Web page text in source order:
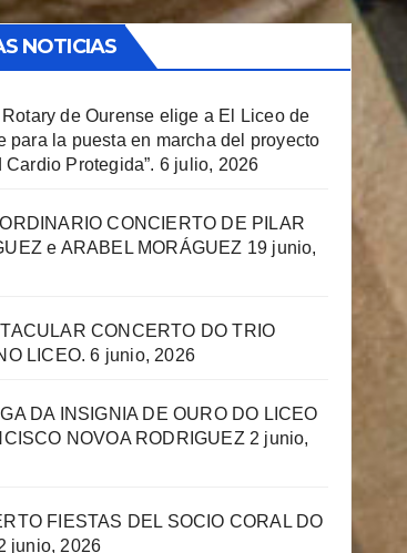
NOTICIAS
de Ourense elige a El Liceo de
para la puesta en marcha del proyecto
Cardio Protegida”. 6 julio, 2026
CONCIERTO DE PILAR
e ARABEL MORÁGUEZ 19 junio,
CONCERTO DO TRIO
LICEO. 6 junio, 2026
DA INSIGNIA DE OURO DO LICEO
NOVOA RODRIGUEZ 2 junio,
FIESTAS DEL SOCIO CORAL DO
junio, 2026